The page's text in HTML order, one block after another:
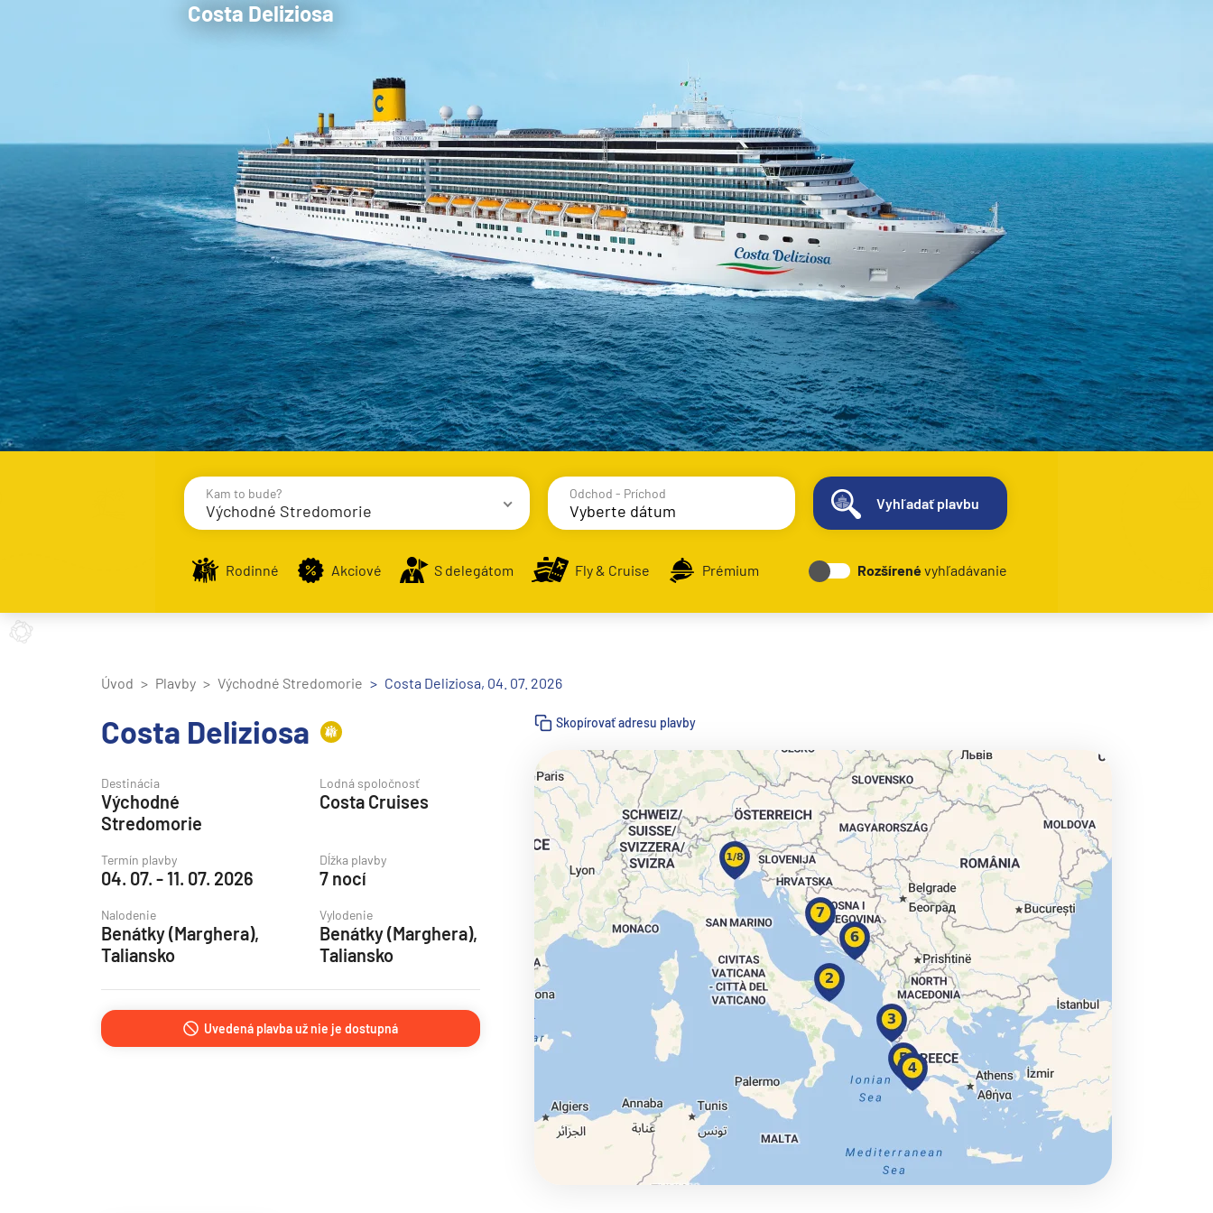
Costa Deliziosa
Kam to bude?
Východné Stredomorie
Destinácie Prístavy
Stredomorie
Východné Stredomorie
Západné Stredomorie
Severná Európa
Island
Nórske fjordy a Pobaltie
Severná Európa
Severozápadná Európa
Britské ostrovy a Írsko
Odchod - Príchod
Vyhľadať plavbu
Rodinné Akciové S delegátom Fly & Cruise Prémium Rozšírenévyhľadávanie
Úvod Plavby Východné Stredomorie Costa Deliziosa, 04. 07. 2026
Costa Deliziosa
Destinácia
Východné
Stredomorie
Lodná spoločnosť
Costa Cruises
Termín plavby
04. 07. - 11. 07. 2026
Dĺžka plavby
7 nocí
Nalodenie
Benátky (Marghera),
Taliansko
Vylodenie
Benátky (Marghera),
Taliansko
Uvedená plavba už nie je dostupná
Skopírovať adresu plavby